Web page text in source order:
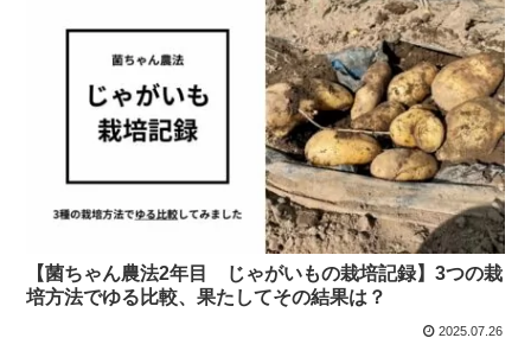
【菌ちゃん農法2年目 じゃがいもの栽培記録】3つの栽
培方法でゆる比較、果たしてその結果は？
2025.07.26